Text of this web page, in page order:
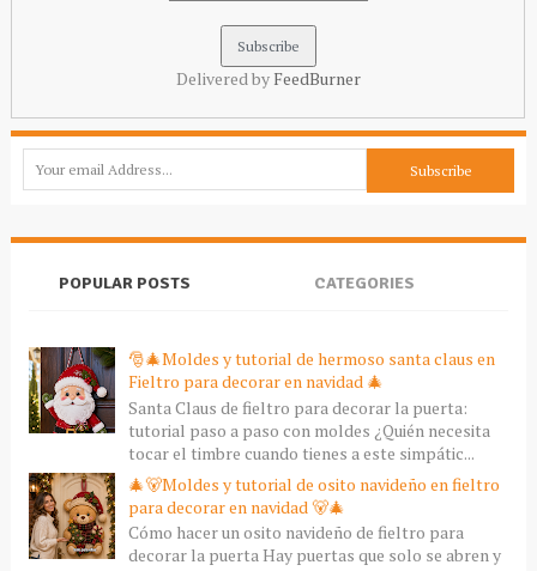
Delivered by FeedBurner
POPULAR POSTS CATEGORIES
🎅🎄Moldes y tutorial de hermoso santa claus en
Fieltro para decorar en navidad 🎄
Santa Claus de fieltro para decorar la puerta:
tutorial paso a paso con moldes ¿Quién necesita
tocar el timbre cuando tienes a este simpátic...
🎄🐻Moldes y tutorial de osito navideño en fieltro
para decorar en navidad 🐻🎄
Cómo hacer un osito navideño de fieltro para
decorar la puerta Hay puertas que solo se abren y